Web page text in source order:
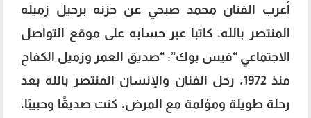
أعرب الفنان محمد صبحي عن حزنه برحيل زميله
المنتصر بالله، كاتبا عبر حسابه على موقع التواصل
الاجتماعي “فيس بوك”: “صديق العمر وزميل الكفاح
منذ 1972، رحل الفنان والإنسان المنتصر بالله بعد
رحلة طويلة ومؤلمة مع المرض، كنت صديقًا وحبيبًا،